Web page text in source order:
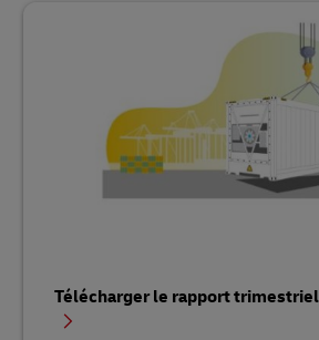
Télécharger le rapport